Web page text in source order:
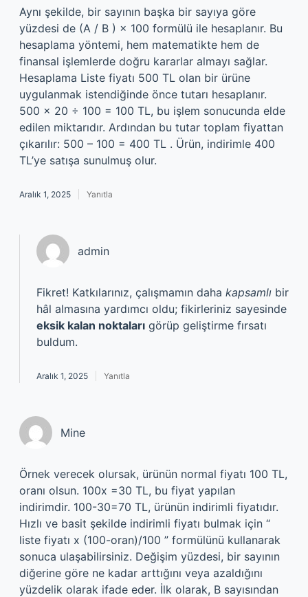
Aynı şekilde, bir sayının başka bir sayıya göre
yüzdesi de (A / B ) × 100 formülü ile hesaplanır. Bu
hesaplama yöntemi, hem matematikte hem de
finansal işlemlerde doğru kararlar almayı sağlar.
Hesaplama Liste fiyatı 500 TL olan bir ürüne
uygulanmak istendiğinde önce tutarı hesaplanır.
500 × 20 ÷ 100 = 100 TL, bu işlem sonucunda elde
edilen miktarıdır. Ardından bu tutar toplam fiyattan
çıkarılır: 500 – 100 = 400 TL . Ürün, indirimle 400
TL’ye satışa sunulmuş olur.
Aralık 1, 2025 Yanıtla
admin
Fikret! Katkılarınız, çalışmamın daha kapsamlı bir
hâl almasına yardımcı oldu; fikirleriniz sayesinde
eksik kalan noktaları görüp geliştirme fırsatı
buldum.
Aralık 1, 2025 Yanıtla
Mine
Örnek verecek olursak, ürünün normal fiyatı 100 TL,
oranı olsun. 100x =30 TL, bu fiyat yapılan
indirimdir. 100-30=70 TL, ürünün indirimli fiyatıdır.
Hızlı ve basit şekilde indirimli fiyatı bulmak için “
liste fiyatı x (100-oran)/100 ” formülünü kullanarak
sonuca ulaşabilirsiniz. Değişim yüzdesi, bir sayının
diğerine göre ne kadar arttığını veya azaldığını
yüzdelik olarak ifade eder. İlk olarak, B sayısından